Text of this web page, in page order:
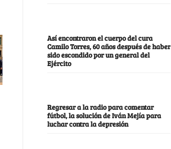
Así encontraron el cuerpo del cura
Camilo Torres, 60 años después de haber
sido escondido por un general del
Ejército
Regresar a la radio para comentar
fútbol, la solución de Iván Mejía para
luchar contra la depresión